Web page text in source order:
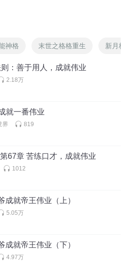
神格 末世之格格重生 新月格
：善于用人，成就伟业
2.18万
就一番伟业
界 819
67章 苦练口才，成就伟业
1012
成就帝王伟业（上）
5.05万
成就帝王伟业（下）
4.97万